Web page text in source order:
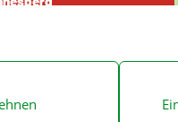
können gerne